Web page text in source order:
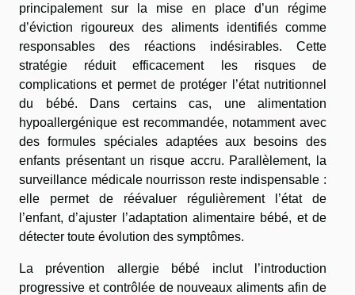
principalement sur la mise en place d’un régime
d’éviction rigoureux des aliments identifiés comme
responsables des réactions indésirables. Cette
stratégie réduit efficacement les risques de
complications et permet de protéger l’état nutritionnel
du bébé. Dans certains cas, une alimentation
hypoallergénique est recommandée, notamment avec
des formules spéciales adaptées aux besoins des
enfants présentant un risque accru. Parallèlement, la
surveillance médicale nourrisson reste indispensable :
elle permet de réévaluer régulièrement l’état de
l’enfant, d’ajuster l’adaptation alimentaire bébé, et de
détecter toute évolution des symptômes.
La prévention allergie bébé inclut l’introduction
progressive et contrôlée de nouveaux aliments afin de